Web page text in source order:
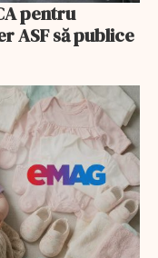
pentru
ASF să publice